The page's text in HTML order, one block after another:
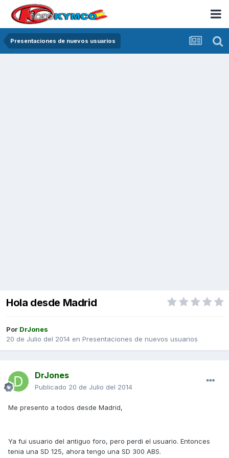
Presentaciones de nuevos usuarios
Hola desde Madrid
Por DrJones
20 de Julio del 2014 en Presentaciones de nuevos usuarios
DrJones
Publicado 20 de Julio del 2014
Me presento a todos desde Madrid,
Ya fui usuario del antiguo foro, pero perdi el usuario. Entonces
tenia una SD 125, ahora tengo una SD 300 ABS.